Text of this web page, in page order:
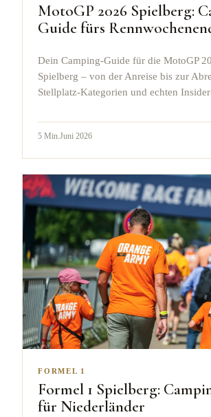
MotoGP 2026 Spielberg:
Guide fürs
Dein Camping-Guide für die MotoGP
Spielberg – von der Anreise bis zur
Stellplatz-Kategorien und echten
5 Min. Juni 2026
FORMEL 1
Formel 1 Spielberg:
für Niederländer